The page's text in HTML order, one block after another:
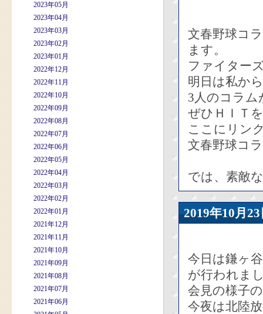
2023年05月
2023年04月
2023年03月
2023年02月
2023年01月
2022年12月
2022年11月
2022年10月
2022年09月
2022年08月
2022年07月
2022年06月
2022年05月
2022年04月
2022年03月
2022年02月
2022年01月
2021年12月
2021年11月
2021年10月
2021年09月
2021年08月
2021年07月
2021年06月
文春野球コ
ます。
ファイター
明日は私か
3人のコラ
ぜひＨＩＴ
ここにリン
文春野球コ
では、素敵
2019年10
今日は鎌ヶ
が行われま
会見の様子
今夜は北陸